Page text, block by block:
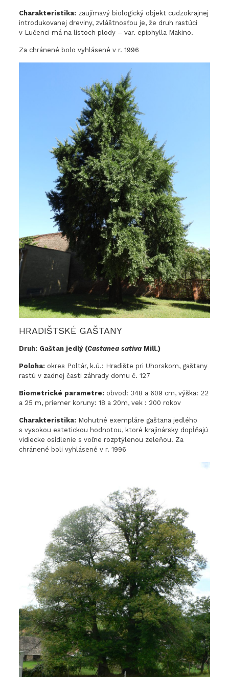
Charakteristika:zaujímavý biologický objekt cudzokrajnej
introdukovanej dreviny, zvláštnosťou je, že druh rastúci
v Lučenci má na listoch plody – var. epiphylla Makino.
Za chránené bolo vyhlásené v r. 1996
HRADIŠTSKÉ GAŠTANY
Druh: Gaštan jedlý (Castanea sativaMill.)
Poloha:okres Poltár, k.ú.: Hradište pri Uhorskom, gaštany
rastú v zadnej časti záhrady domu č. 127
Biometrické parametre:obvod: 348 a 609 cm, výška: 22
a 25 m, priemer koruny: 18 a 20m, vek : 200 rokov
Charakteristika:Mohutné exempláre gaštana jedlého
s vysokou estetickou hodnotou, ktoré krajinársky dopĺňajú
vidiecke osídlenie s voľne rozptýlenou zeleňou. Za
chránené boli vyhlásené v r. 1996